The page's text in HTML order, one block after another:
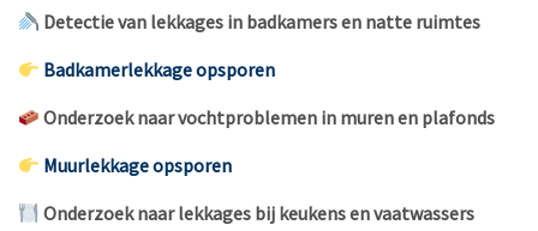
Detectie van lekkages in badkamers en natte ruimtes
Badkamerlekkage opsporen
Onderzoek naar vochtproblemen in muren en plafonds
Muurlekkage opsporen
Onderzoek naar lekkages bij keukens en vaatwassers